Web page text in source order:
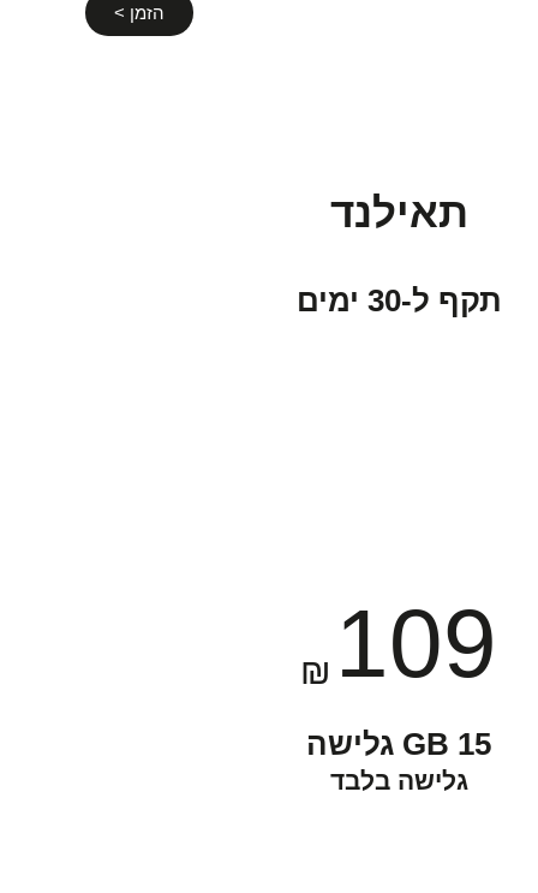
הזמן >
תאילנד
תקף ל-30 ימים
109
₪
15 GB גלישה
גלישה בלבד